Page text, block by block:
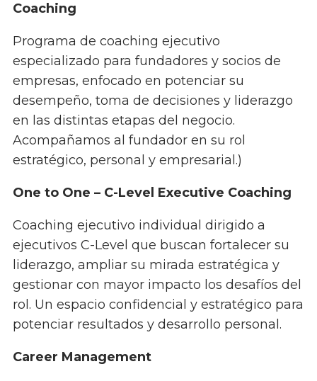
Coaching
Programa de coaching ejecutivo
especializado para fundadores y socios de
empresas, enfocado en potenciar su
desempeño, toma de decisiones y liderazgo
en las distintas etapas del negocio.
Acompañamos al fundador en su rol
estratégico, personal y empresarial.)
One to One – C-Level Executive Coaching
Coaching ejecutivo individual dirigido a
ejecutivos C-Level que buscan fortalecer su
liderazgo, ampliar su mirada estratégica y
gestionar con mayor impacto los desafíos del
rol. Un espacio confidencial y estratégico para
potenciar resultados y desarrollo personal.
Career Management